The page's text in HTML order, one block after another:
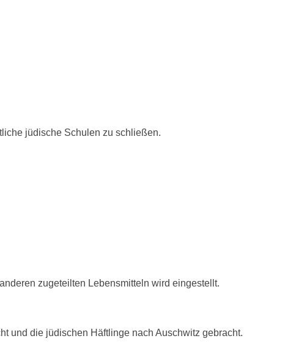
jüdische Schulen zu schließen.
zugeteilten Lebensmitteln wird eingestellt.
und die jüdischen Häftlinge nach Auschwitz gebracht.